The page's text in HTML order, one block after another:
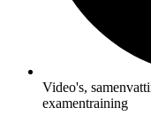
Video's,
examentraining